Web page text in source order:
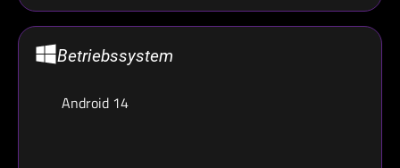
Betriebssystem
Android 14